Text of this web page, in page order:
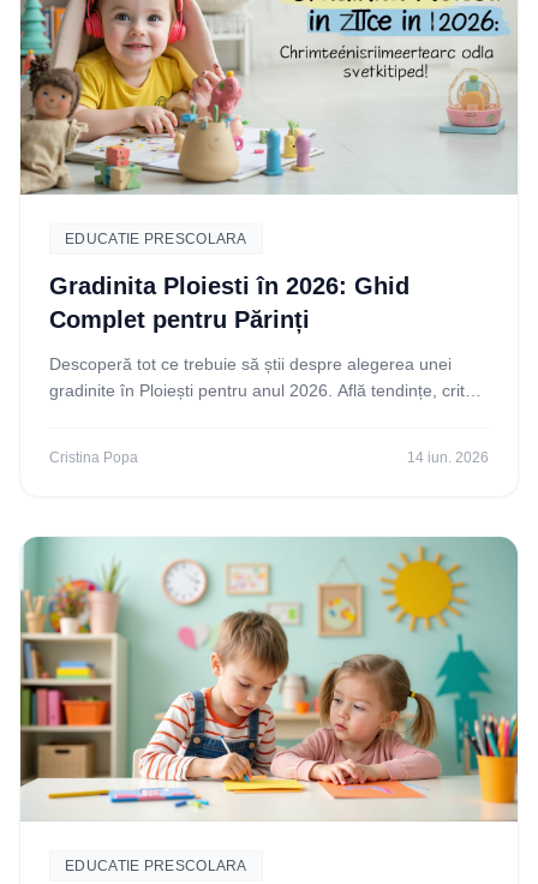
EDUCATIE PRESCOLARA
Gradinita Ploiesti în 2026: Ghid
Complet pentru Părinți
Descoperă tot ce trebuie să știi despre alegerea unei
gradinite în Ploiești pentru anul 2026. Află tendințe, criterii
Cristina Popa 14 iun. 2026
EDUCATIE PRESCOLARA